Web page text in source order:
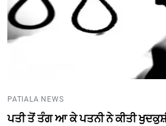
PATIALA NEWS
ਪਤੀ ਤੋਂ ਤੰਗ ਆ ਕੇ ਪਤਨੀ ਨੇ ਕੀਤੀ